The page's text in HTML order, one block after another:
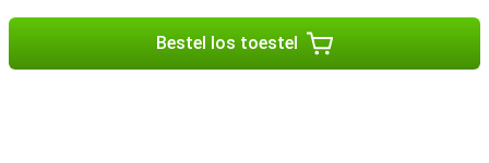
Bestel los toestel